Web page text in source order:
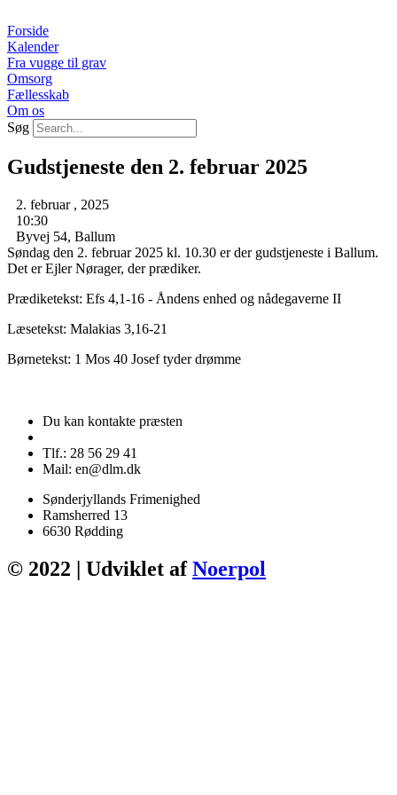
til
indhold
Forside
Kalender
Fra vugge til grav
Omsorg
Fællesskab
Om os
Søg
Gudstjeneste den 2. februar 2025
2. februar , 2025
10:30
Byvej 54, Ballum
Søndag den 2. februar 2025 kl. 10.30 er der gudstjeneste i Ballum.
Det er Ejler Nørager, der prædiker.
Prædiketekst: Efs 4,1-16 - Åndens enhed og nådegaverne II
Læsetekst: Malakias 3,16-21
Børnetekst: 1 Mos 40 Josef tyder drømme
Du kan kontakte præsten
Tlf.: 28 56 29 41
Mail: en@dlm.dk
Sønderjyllands Frimenighed
Ramsherred 13
6630 Rødding
© 2022 | Udviklet afNoerpol